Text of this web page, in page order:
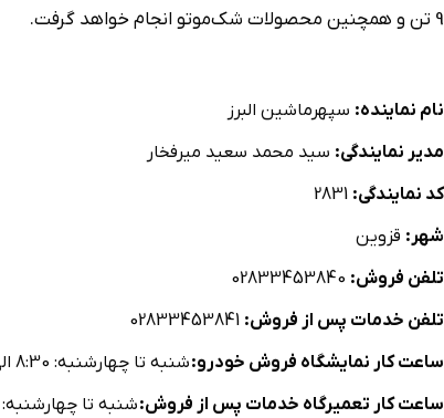
9 تن و همچنین محصولات شک‌موتو انجام خواهد گرفت.
نام نماینده: سپهرماشين البرز
مدیر نمایندگی: سيد محمد سعيد ميرفخار
کد نمایندگی:
شهر: قزوین
تلفن فروش:
تلفن خدمات پس از فروش:
ساعت كار نمایشگاه فروش خودرو:شنبه تا چهارشنبه: 8:30 الی 13:30 و 14:00 الی 17:00 / پنجشنبه: پذیرش 8:30 الی 12:30
ساعت كار تعمیرگاه خدمات پس از فروش:شنبه تا چهارشنبه: 8:30 الی 13:30 و 14:00 الی 17:00 / پنجشنبه: پذیرش 8:30 الی 12:30